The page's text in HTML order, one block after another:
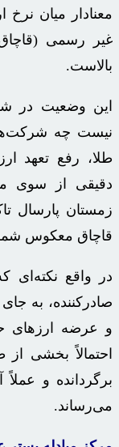
معنادار میان
غیر رسمی
بالاست.
این وضعیت در
نیست چه
طلا، رفع تعهد
دقیقی از سوی
زمستان پارسال
قاچاق معکوس
در واقع نکته‌ای
صادرکننده، به
و عرضه ارزهای
احتمالاً بخشی
برگردانده و
می‌رساند.